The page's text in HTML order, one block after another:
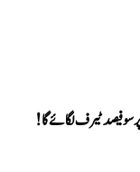
سو فیصد ٹیرف لگائے گا!